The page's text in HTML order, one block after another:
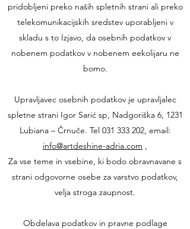
pridobljeni preko naših spletnih strani ali preko
telekomunikacijskih sredstev uporabljeni v
skladu s to Izjavo, da osebnih podatkov v
nobenem podatkov v nobenem eekolijaru ne
bomo.
Upravljavec osebnih podatkov je upravljalec
spletne strani Igor Sarić sp, Nadgoriška 6, 1231
Lubiana – Črnuče. Tel 031 333 202, email:
info@artdeshine-adria.com ,
Za vse teme in vsebine, ki bodo obravnavane s
strani odgovorne osebe za varstvo podatkov,
velja stroga zaupnost.
Obdelava podatkov in pravne podlage